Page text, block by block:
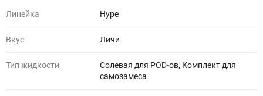
Линейка Hype
Вкус Личи
Тип жидкости
Солевая для POD-ов, Комплект для
самозамеса